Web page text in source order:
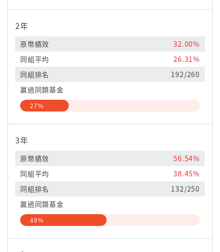
2年
原幣績效
32.00%
同組平均
26.31%
同組排名
192/260
贏過同類基金
27%
3年
原幣績效
56.54%
同組平均
38.45%
同組排名
132/250
贏過同類基金
48%